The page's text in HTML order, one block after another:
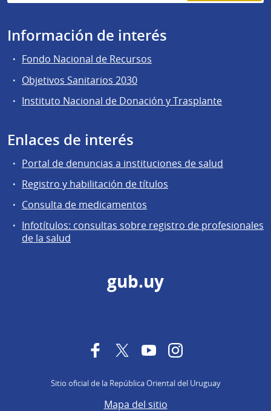
Información de interés
Fondo Nacional de Recursos
Objetivos Sanitarios 2030
Instituto Nacional de Donación y Trasplante
Enlaces de interés
Portal de denuncias a instituciones de salud
Registro y habilitación de títulos
Consulta de medicamentos
Infotítulos: consultas sobre registro de profesionales
de la salud
gub.uy
FacebookTwitterYouTubeInstagram
Sitio oficial de la República Oriental del Uruguay
Mapa del sitio